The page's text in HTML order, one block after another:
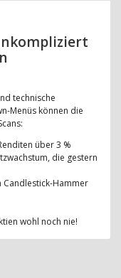
technische
Menüs können die
über 3 %
die gestern
Candlestick-Hammer
wohl noch nie!